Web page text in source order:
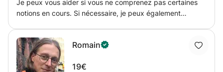
Je peux vous aider si vous ne comprenez pas certaines
notions en cours. Si nécessaire, je peux également
également vous aider à améliorer votre prononciation et
votre compréhension.
Romain
19€